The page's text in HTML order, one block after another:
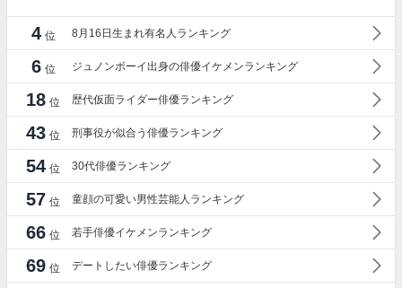
4 位 8月16日生まれ有名人ランキング
6 位 ジュノンボーイ出身の俳優イケメンランキング
18 位 歴代仮面ライダー俳優ランキング
43 位 刑事役が似合う俳優ランキング
54 位 30代俳優ランキング
57 位 童顔の可愛い男性芸能人ランキング
66 位 若手俳優イケメンランキング
69 位 デートしたい俳優ランキング